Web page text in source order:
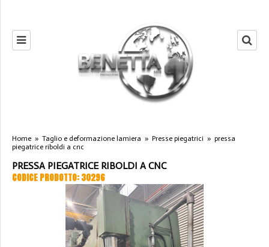
Home » Taglio e deformazione lamiera » Presse piegatrici » pressa
piegatrice riboldi a cnc
PRESSA PIEGATRICE RIBOLDI A CNC
CODICE PRODOTTO: 30296